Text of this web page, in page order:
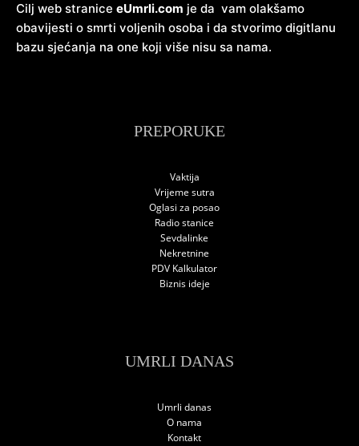
Cilj web stranice eUmrli.com je da vam olakšamo
obavijesti o smrti voljenih osoba i da stvorimo digitlanu
bazu sjećanja na one koji više nisu sa nama.
PREPORUKE
Vaktija
Vrijeme sutra
Oglasi za posao
Radio stanice
Sevdalinke
Nekretnine
PDV Kalkulator
Biznis ideje
UMRLI DANAS
Umrli danas
O nama
Kontakt